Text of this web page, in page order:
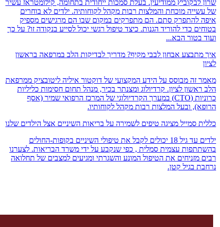
ממודיעין. בעלת סמכות ייחודית בתחומה, קילומטראז עשיר
מוכחת והמלצות רבות מקהל לקוחותיה. ילדים לא בוחרים
להתפרק סתם. הם מתפרקים במקום שבו הם מרגישים מספיק
כדי להוריד הגנות. כיצד טיפול רגשי יכול לסייע בנקודה זו? על כך
הבא...
אבחון לבבי מקיף? מדריך לבדיקות הלב במרפאה בראשון
מבוסס על הידע המקצועי של דוקטור איליה ליטובציק ממרפאת
לציון. קרדיולוג ומצנתר בכיר, מנהל תחום חסימות כליליות
כרוניות (CTO) במערך הקרדיולוגי של המרכז הרפואי שמיר (אסף
ובעל המלצות רבות מקהל לקוחותיו.
סמייל מציגה טיפים לשמירה על בריאות השיניים אצל הילדים שלנו
ילדים עד גיל 18 יכולים לקבל את טיפולי השיניים בקופות-החולים
עצמית סמלית , כפי שנקבע על ידי משרד הבריאות. לצערנו
את הטיפול המונע והשגרתי ומגיעים למצבים של תחלואה
בגיל קטן.